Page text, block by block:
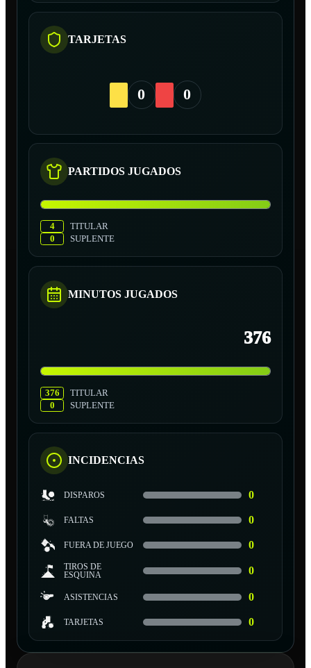
TARJETAS
0 0
PARTIDOS JUGADOS
4
TITULAR
0
SUPLENTE
MINUTOS JUGADOS
376
376
TITULAR
0
SUPLENTE
INCIDENCIAS
DISPAROS 0
FALTAS 0
FUERA DE JUEGO 0
TIROS DE
ESQUINA
0
ASISTENCIAS 0
TARJETAS 0